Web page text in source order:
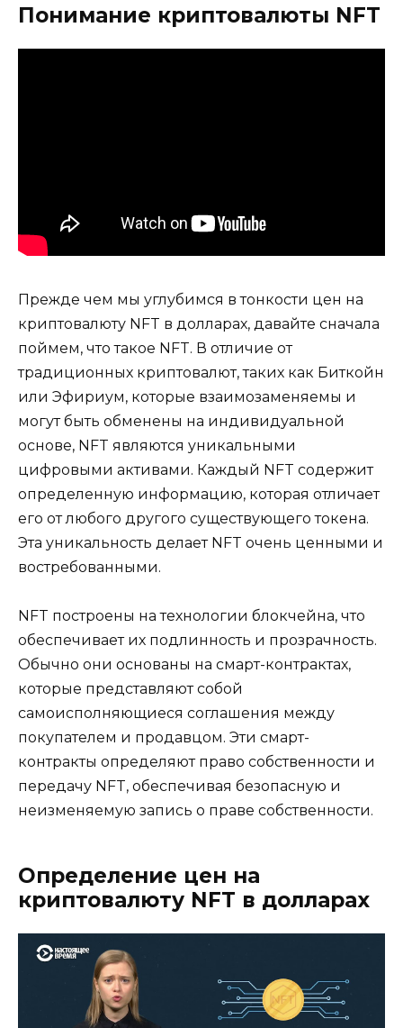
Понимание криптовалюты NFT
Прежде чем мы углубимся в тонкости цен на
криптовалюту NFT в долларах, давайте сначала
поймем, что такое NFT. В отличие от
традиционных криптовалют, таких как Биткойн
или Эфириум, которые взаимозаменяемы и
могут быть обменены на индивидуальной
основе, NFT являются уникальными
цифровыми активами. Каждый NFT содержит
определенную информацию, которая отличает
его от любого другого существующего токена.
Эта уникальность делает NFT очень ценными и
востребованными.
NFT построены на технологии блокчейна, что
обеспечивает их подлинность и прозрачность.
Обычно они основаны на смарт-контрактах,
которые представляют собой
самоисполняющиеся соглашения между
покупателем и продавцом. Эти смарт-
контракты определяют право собственности и
передачу NFT, обеспечивая безопасную и
неизменяемую запись о праве собственности.
Определение цен на
криптовалюту NFT в долларах